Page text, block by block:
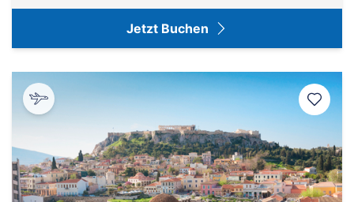
Jetzt Buchen